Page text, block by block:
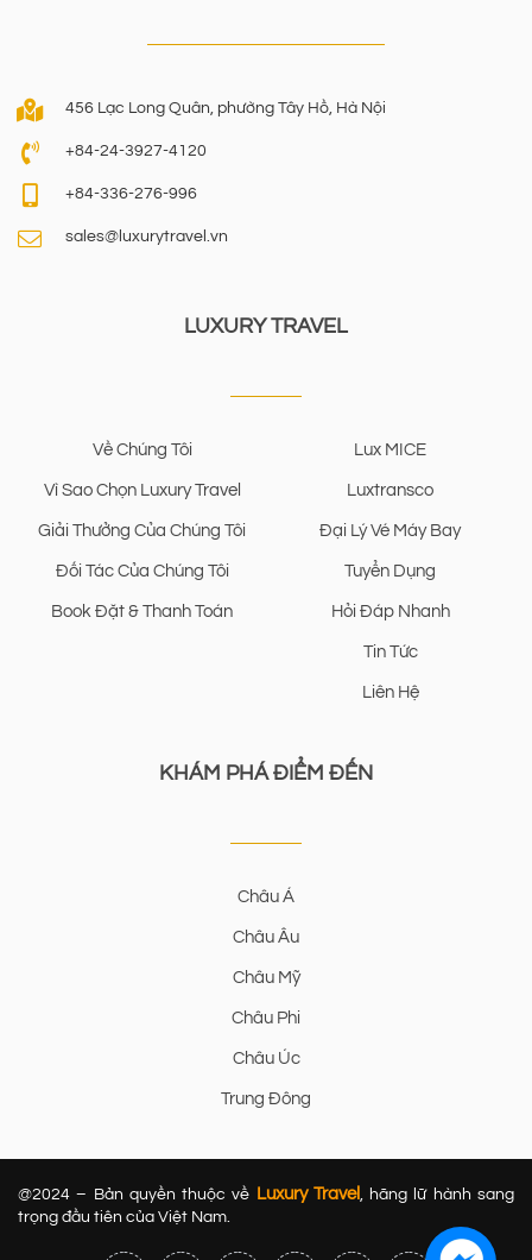
456 Lạc Long Quân, phường Tây Hồ, Hà Nội
+84-24-3927-4120
+84-336-276-996
sales@luxurytravel.vn
LUXURY TRAVEL
Về Chúng Tôi
Vì Sao Chọn Luxury Travel
Giải Thưởng Của Chúng Tôi
Đối Tác Của Chúng Tôi
Book Đặt & Thanh Toán
Lux MICE
Luxtransco
Đại Lý Vé Máy Bay
Tuyển Dụng
Hỏi Đáp Nhanh
Tin Tức
Liên Hệ
KHÁM PHÁ ĐIỂM ĐẾN
Châu Á
Châu Âu
Châu Mỹ
Châu Phi
Châu Úc
Trung Đông
@2024 – Bản quyền thuộc về Luxury Travel, hãng lữ hành sang
trọng đầu tiên của Việt Nam.